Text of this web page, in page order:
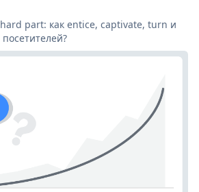
part: как entice, captivate, turn и